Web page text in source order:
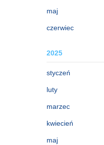
maj
czerwiec
2025
styczeń
luty
marzec
kwiecień
maj